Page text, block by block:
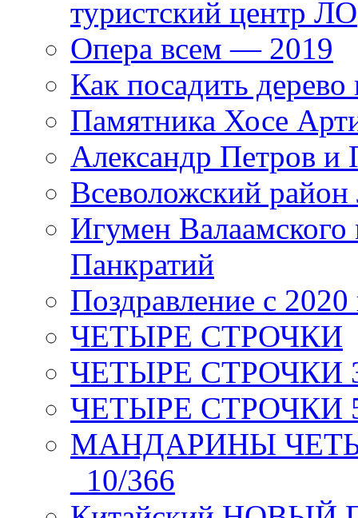
туристский центр ЛО
Опера всем — 2019
Как посадить дерево
Памятника Хосе
Александр Петров и
Всеволожский район
Игумен
Панкратий
Поздравление с 2020
ЧЕТЫРЕ СТРОЧКИ
ЧЕТЫРЕ СТРОЧКИ 3
ЧЕТЫРЕ СТРОЧКИ 5
МАНДАРИНЫ
_10/366